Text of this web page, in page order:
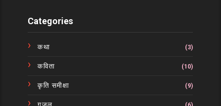
Categories
कथा (3)
कविता (10)
कृति समीक्षा (9)
गजल